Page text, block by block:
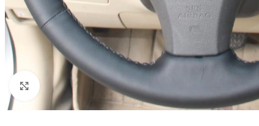
Click to enlarge